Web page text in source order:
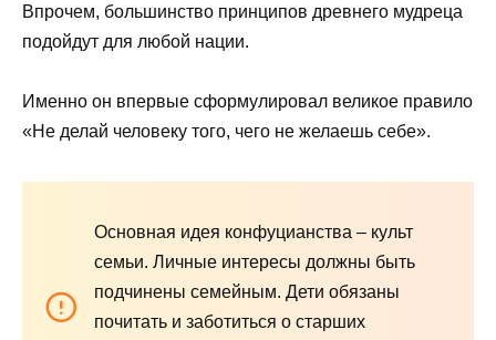
Впрочем, большинство принципов древнего мудреца
подойдут для любой нации.
Именно он впервые сформулировал великое правило
«Не делай человеку того, чего не желаешь себе».
Основная идея конфуцианства – культ
семьи. Личные интересы должны быть
подчинены семейным. Дети обязаны
почитать и заботиться о старших